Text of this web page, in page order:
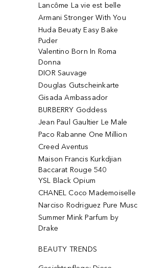
Lancôme La vie est belle
Armani Stronger With You
Huda Beuaty Easy Bake
Puder
Valentino Born In Roma
Donna
DIOR Sauvage
Douglas Gutscheinkarte
Gisada Ambassador
BURBERRY Goddess
Jean Paul Gaultier Le Male
Paco Rabanne One Million
Creed Aventus
Maison Francis Kurkdjian
Baccarat Rouge 540
YSL Black Opium
CHANEL Coco Mademoiselle
Narciso Rodriguez Pure Musc
Summer Mink Parfum by
Drake
BEAUTY TRENDS